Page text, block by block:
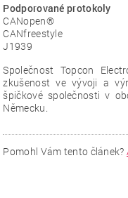
Podporované protokoly
CANopen®
CANfreestyle
J1939
Společnost Topcon
zkušenost ve vývoji a
špičkové společnosti v
Německu.
Pomohl Vám tento článek?